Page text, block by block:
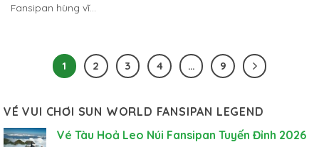
Fansipan hùng vĩ...
1 2 3 4 … 9
VÉ VUI CHƠI SUN WORLD FANSIPAN LEGEND
Vé Tàu Hoả Leo Núi Fansipan Tuyến Đỉnh 2026